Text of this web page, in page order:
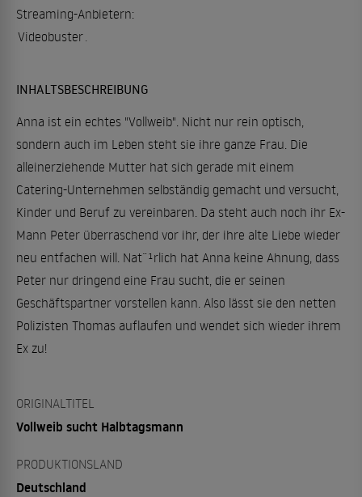
Streaming-Anbietern:
Videobuster.
INHALTSBESCHREIBUNG
Anna ist ein echtes "Vollweib". Nicht nur rein optisch,
sondern auch im Leben steht sie ihre ganze Frau. Die
alleinerziehende Mutter hat sich gerade mit einem
Catering-Unternehmen selbständig gemacht und versucht,
Kinder und Beruf zu vereinbaren. Da steht auch noch ihr Ex-
Mann Peter überraschend vor ihr, der ihre alte Liebe wieder
neu entfachen will. Nat¨¹rlich hat Anna keine Ahnung, dass
Peter nur dringend eine Frau sucht, die er seinen
Geschäftspartner vorstellen kann. Also lässt sie den netten
Polizisten Thomas auflaufen und wendet sich wieder ihrem
Ex zu!
ORIGINALTITEL
Vollweib sucht Halbtagsmann
PRODUKTIONSLAND
Deutschland